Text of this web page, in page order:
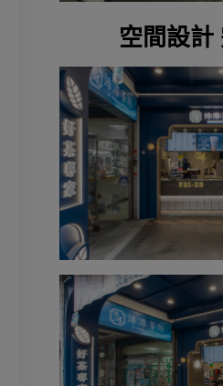
空間設計